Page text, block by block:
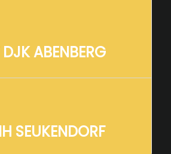
DJK ABENBERG
SEUKENDORF